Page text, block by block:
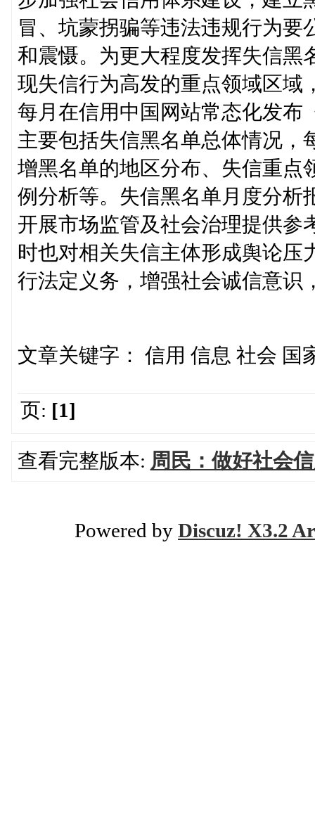
冒、坑蒙拐骗等违法违规行为要
和震慑。为更大程度发挥失信黑
现失信行为高发的重点领域区域
每月在信用中国网站常态化发布
主要包括失信黑名单总体情况，
增黑名单的地区分布、失信重点
例分析等。失信黑名单月度分析
开展市场监管及社会治理提供参
时也对相关失信主体形成舆论压
行法定义务，增强社会诚信意识
文章关键字： 信用 信息 社会 国
页: [1]
查看完整版本: 周民：做好社会
Powered by Discuz! X3.2